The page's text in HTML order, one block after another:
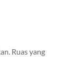
Ruas yang